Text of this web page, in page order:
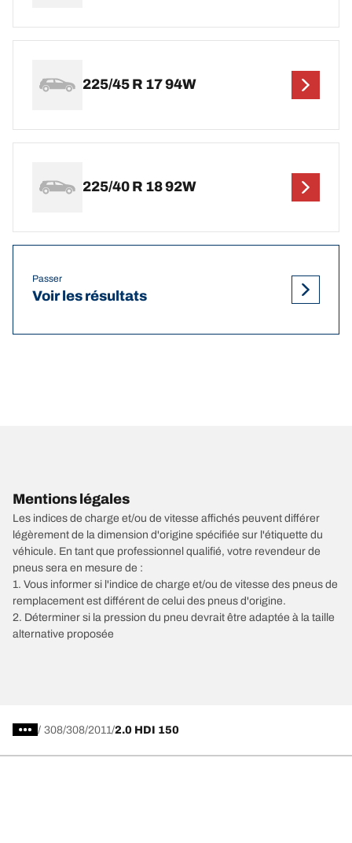
225/45 R 17 94W
225/40 R 18 92W
Passer
Voir les résultats
Mentions légales
Les indices de charge et/ou de vitesse affichés peuvent différer
légèrement de la dimension d'origine spécifiée sur l'étiquette du
véhicule. En tant que professionnel qualifié, votre revendeur de
pneus sera en mesure de :
1. Vous informer si l'indice de charge et/ou de vitesse des pneus de
remplacement est différent de celui des pneus d'origine.
2. Déterminer si la pression du pneu devrait être adaptée à la taille
alternative proposée
/ 308 308 2011 2.0 HDI 150